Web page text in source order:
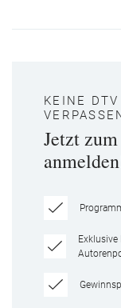
KEINE
Jetzt
Exklusive